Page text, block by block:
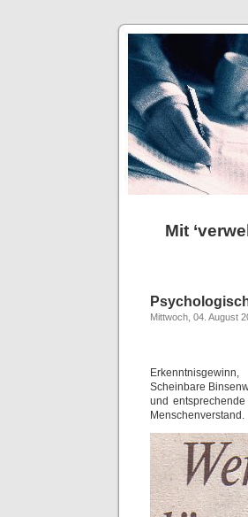
Mit
Mittwoch, 04. August
Scheinbare
und
Menschenverstand.